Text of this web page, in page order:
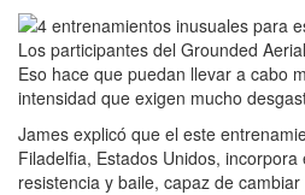
Los participantes del Grounded
Eso hace que puedan llevar a cabo
intensidad que exigen mucho
James explicó que el este
Filadelfia, Estados Unidos,
resistencia y baile, capaz de